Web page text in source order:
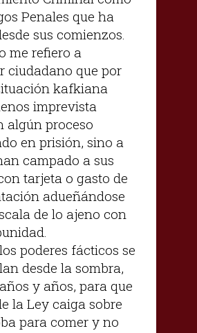
Penales que ha
sus comienzos.
me refiero a
ciudadano que por
kafkiana
imprevista
algún proceso
en prisión, sino a
campado a sus
tarjeta o gasto de
adueñándose
de lo ajeno con
poderes fácticos se
desde la sombra,
y años, para que
la Ley caiga sobre
para comer y no